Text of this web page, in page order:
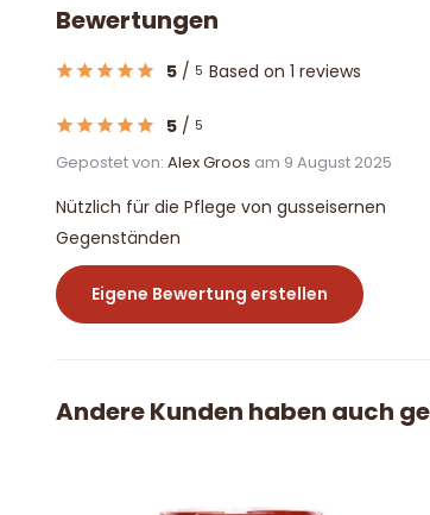
Bewertungen
5 / 5 Based on 1 reviews
5 / 5
Gepostet von: Alex Groos am 9 August 2025
Nützlich für die Pflege von gusseisernen
Gegenständen
Eigene Bewertung erstellen
Andere Kunden haben auch